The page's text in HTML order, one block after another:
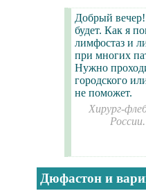
Добрый вечер!
будет. Как я
лимфостаз и
при многих
Нужно
городского
не поможет.
Хирург-
Дюфастон и